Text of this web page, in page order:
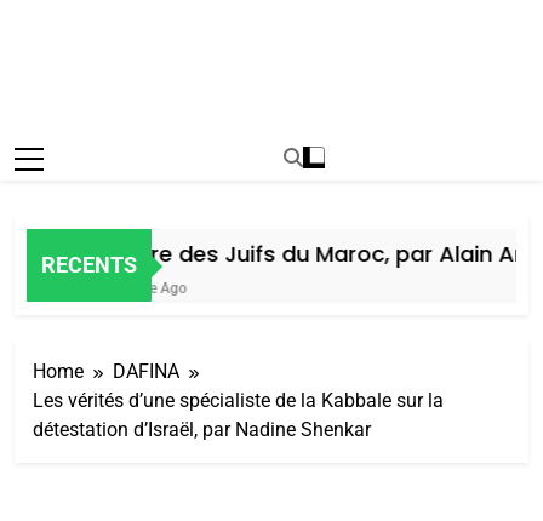
RECENTS
Histoire des Juifs du Maroc, par Alain Amiel
1 Semaine Ago
Home
DAFINA
Les vérités d’une spécialiste de la Kabbale sur la
détestation d’Israël, par Nadine Shenkar